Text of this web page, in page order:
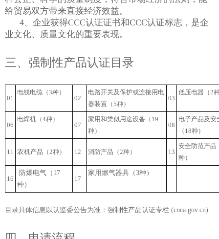
给贸易双方带来直接经济效益。
4、企业获得CCC认证证书和CCC认证标志，是企
业文化、质量文化的重要表现。
三、强制性产品认证目录
01
电线电缆（3种）
02
电路开关及保护或连接用电
器装置（5种）
03
低压电器（2
06
电焊机（4种）
07
家用和类似用途设备（ 19
种）
08
电子产品及安
（ 18种）
11 农机产品（2种） 12 消防产品（2种） 13
安全防范产品
种）
16
防爆电气（17
种）
17
家用燃气器具（3种）
目录具体信息以认监委公告为准：强制性产品认证专栏 (cnca.gov.cn)